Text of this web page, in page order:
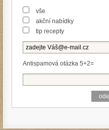
vše
akční nabídky
tip recepty
Antispamová otázka 5+2=